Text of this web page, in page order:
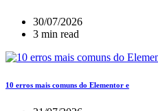
30/07/2026
3 min read
10 erros mais comuns do Elementor e